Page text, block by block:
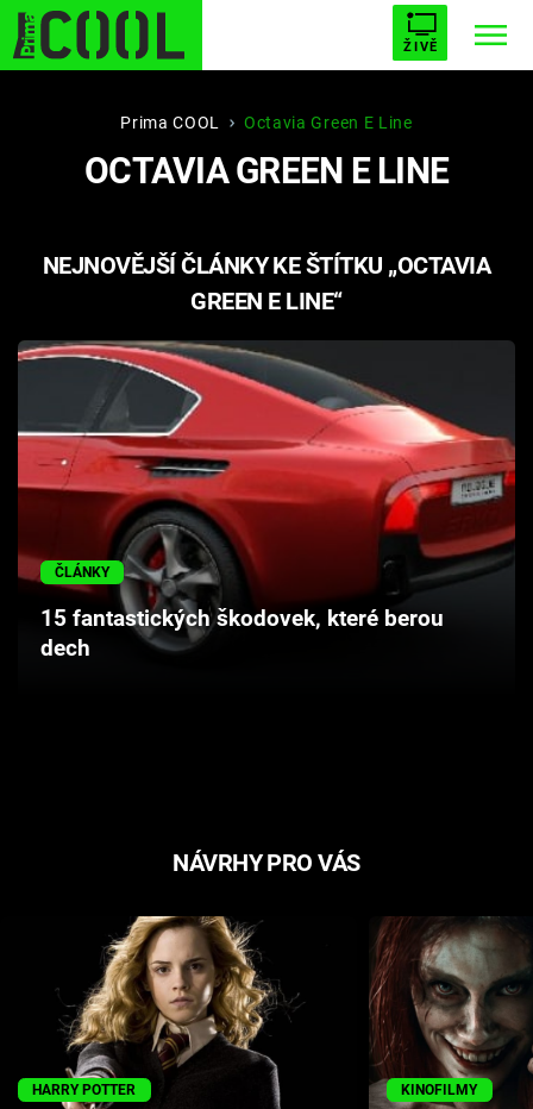
ŽIVĚ
STARHOUSE BUFFY, PŘEMOŽITELKA UPÍRŮ
ESCAPE PLNEJ KOTEL AVENGERS 5
Přihlášení
Sledujte nás
Prima COOL Octavia Green E Line
OCTAVIA GREEN E LINE
NEJNOVĚJŠÍ ČLÁNKY KE ŠTÍTKU „OCTAVIA
GREEN E LINE“
ČLÁNKY
15 fantastických škodovek, které berou
dech
NÁVRHY PRO VÁS
HARRY POTTER KINOFILMY